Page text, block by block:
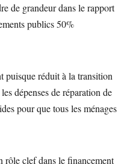
de grandeur dans le rapport
publics 50%
puisque réduit à la transition
dépenses de réparation de
pour que tous les ménages
clef dans le financement